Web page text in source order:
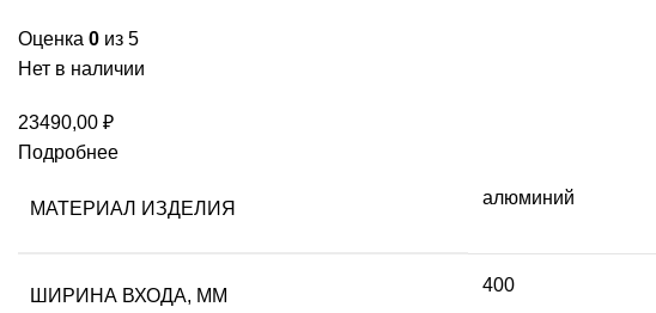
Оценка 0 из 5
Нет в наличии
23490,00 ₽
Подробнее
МАТЕРИАЛ ИЗДЕЛИЯ
алюминий
ШИРИНА ВХОДА, ММ
400